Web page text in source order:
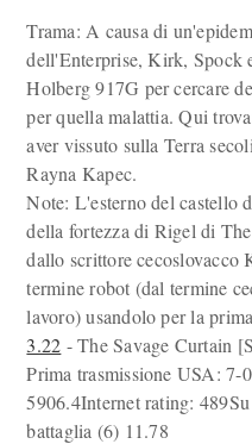
Trama: A causa di
dell'Enterprise, Kirk, Spock
Holberg 917G per cercare
per quella malattia. Qui
aver vissuto sulla Terra
Rayna Kapec.
Note: L'esterno del castello
della fortezza di Rigel di
dallo scrittore cecoslovacco
termine robot (dal termine
lavoro) usandolo per la
3.22 - The Savage Curtain
Prima trasmissione USA: 7-
5906.4Internet rating:
battaglia (6) 11.78